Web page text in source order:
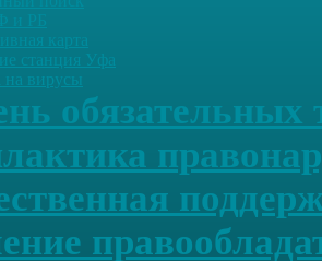
карта
станция Уфа
на вирусы
обязательных